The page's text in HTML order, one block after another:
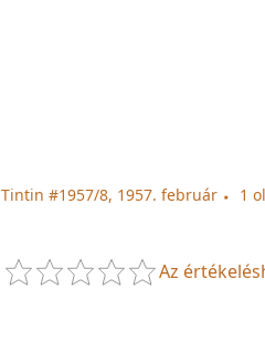
Tintin #1957/8, 1957. február
1
Az